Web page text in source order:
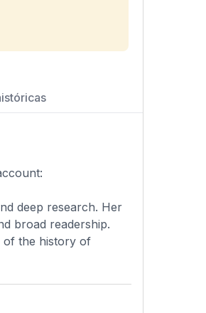
deep research. Her
broad readership.
of the history of